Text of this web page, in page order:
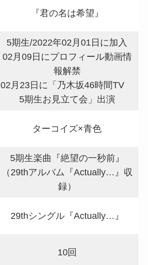
『君の名は希望』
5期生/2022年02月01日に加入
02月09日にプロフィール動画情
報解禁
02月23日に「乃木坂46時間TV
5期生お見立て会」出演
ターコイズ×青色
5期生楽曲『絶望の一秒前』
（29thアルバム『Actually…』収
録）
29thシングル『Actually…』
10回